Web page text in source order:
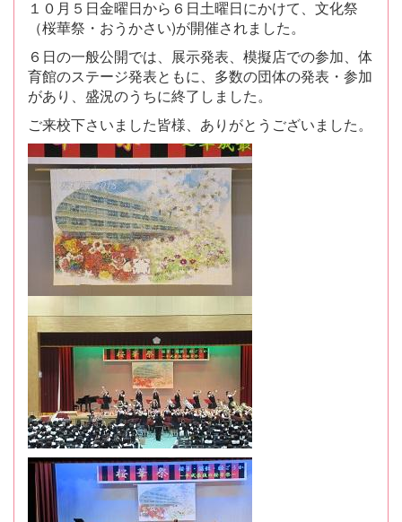
１０月５日金曜日から６日土曜日にかけて、文化祭
（桜華祭・おうかさい)が開催されました。
６日の一般公開では、展示発表、模擬店での参加、体
育館のステージ発表ともに、多数の団体の発表・参加
があり、盛況のうちに終了しました。
ご来校下さいました皆様、ありがとうございました。